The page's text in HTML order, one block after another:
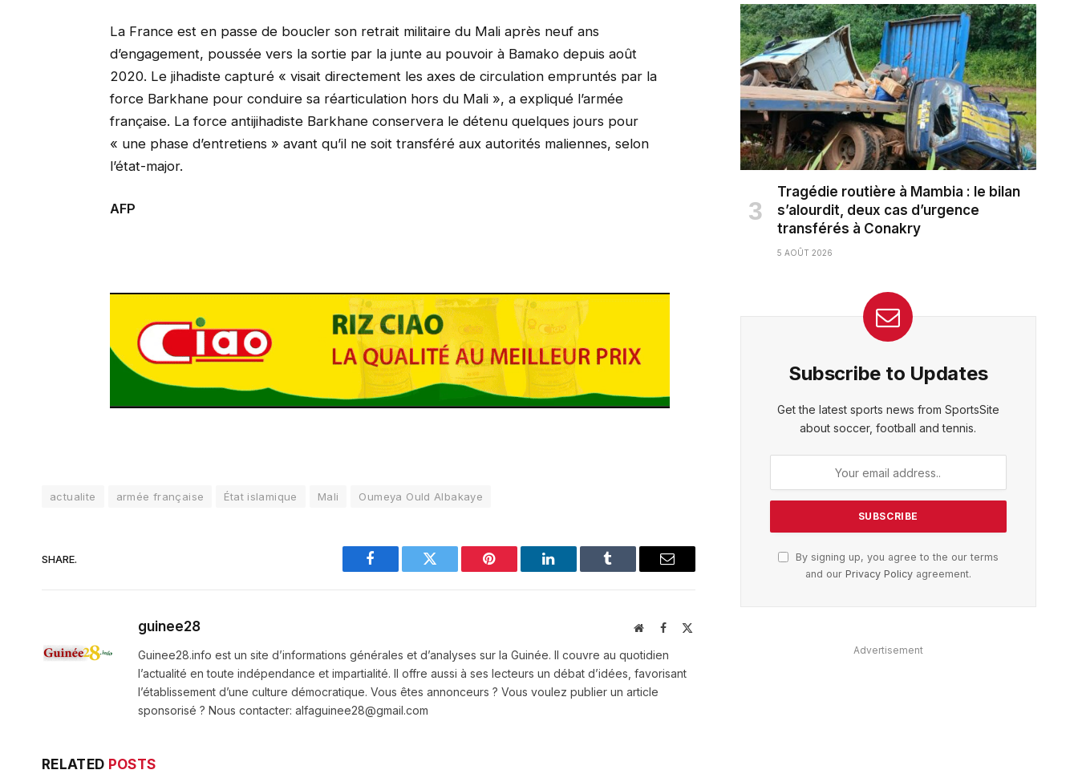
La France est en passe de boucler son retrait militaire du Mali après neuf ans
d’engagement, poussée vers la sortie par la junte au pouvoir à Bamako depuis août
2020. Le jihadiste capturé « visait directement les axes de circulation empruntés par la
force Barkhane pour conduire sa réarticulation hors du Mali », a expliqué l’armée
française. La force antijihadiste Barkhane conservera le détenu quelques jours pour
« une phase d’entretiens » avant qu’il ne soit transféré aux autorités maliennes, selon
l’état-major.
AFP
actualite armée française État islamique Mali Oumeya Ould Albakaye
SHARE.
Facebook Twitter Pinterest LinkedIn Tumblr Email
guinee28 WebsiteFacebook
X
Guinee28.info est un site d’informations générales et d’analyses sur la Guinée. Il couvre au quotidien
l’actualité en toute indépendance et impartialité. Il offre aussi à ses lecteurs un débat d’idées, favorisant
l’établissement d’une culture démocratique. Vous êtes annonceurs ? Vous voulez publier un article
sponsorisé ? Nous contacter: alfaguinee28@gmail.com
RELATED POSTS
Tragédie routière à Mambia : le bilan
s’alourdit, deux cas d’urgence
transférés à Conakry
5 AOÛT 2026
Subscribe to Updates
Get the latest sports news from SportsSite
about soccer, football and tennis.
By signing up, you agree to the our terms
and our Privacy Policyagreement.
Advertisement